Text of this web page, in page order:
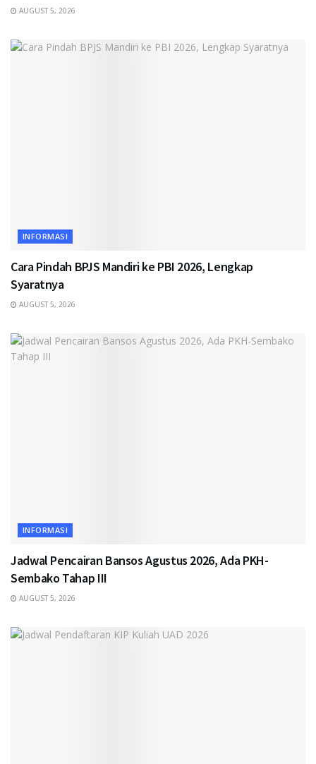
AUGUST 5, 2026
INFORMASI
Cara Pindah BPJS Mandiri ke PBI 2026, Lengkap
Syaratnya
AUGUST 5, 2026
INFORMASI
Jadwal Pencairan Bansos Agustus 2026, Ada PKH-
Sembako Tahap III
AUGUST 5, 2026